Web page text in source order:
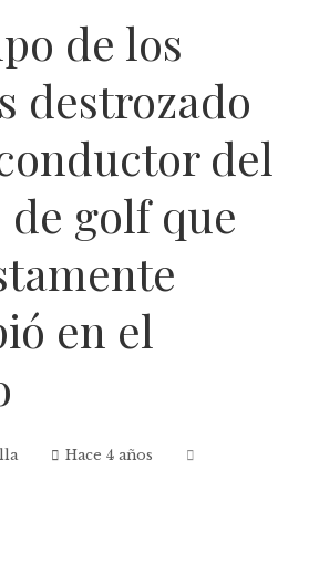
de los
destrozado
del
golf que
en el
Hace 4 años